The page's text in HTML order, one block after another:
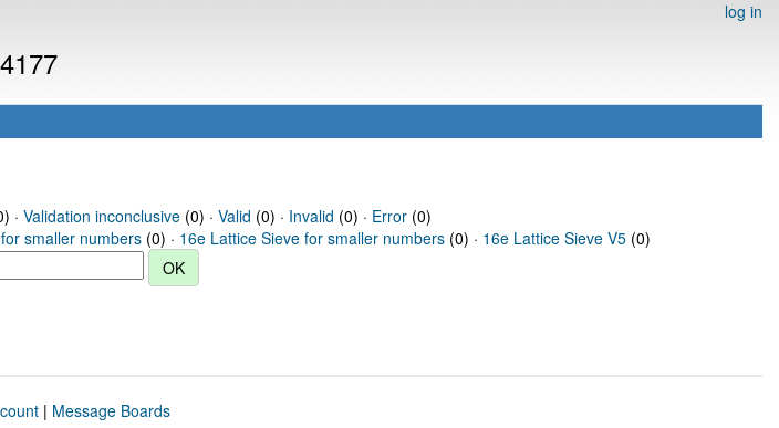
log in
· Validation inconclusive(0) · Valid (0) · Invalid (0) · Error(0)
smaller numbers (0) · 16e Lattice Sieve for smaller numbers (0) · 16e Lattice Sieve V5 (0)
| Message Boards